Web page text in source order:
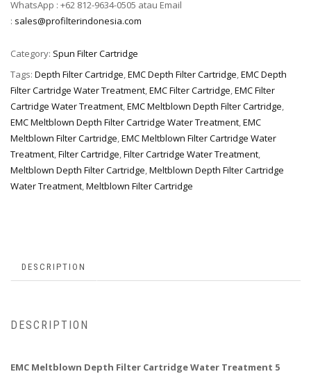
WhatsApp : +62 812-9634-0505 atau Email
: sales@profilterindonesia.com
Category: Spun Filter Cartridge
Tags: Depth Filter Cartridge,EMC Depth Filter Cartridge,EMC Depth
Filter Cartridge Water Treatment,EMC Filter Cartridge,EMC Filter
Cartridge Water Treatment,EMC Meltblown Depth Filter Cartridge,
EMC Meltblown Depth Filter Cartridge Water Treatment,EMC
Meltblown Filter Cartridge,EMC Meltblown Filter Cartridge Water
Treatment,Filter Cartridge,Filter Cartridge Water Treatment,
Meltblown Depth Filter Cartridge,Meltblown Depth Filter Cartridge
Water Treatment,Meltblown Filter Cartridge
DESCRIPTION
DESCRIPTION
EMC Meltblown Depth Filter Cartridge Water Treatment 5